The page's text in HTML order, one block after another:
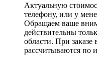
Актуальную
телефону, или у
Обращаем ваше
действительны
области. При
рассчитываются по